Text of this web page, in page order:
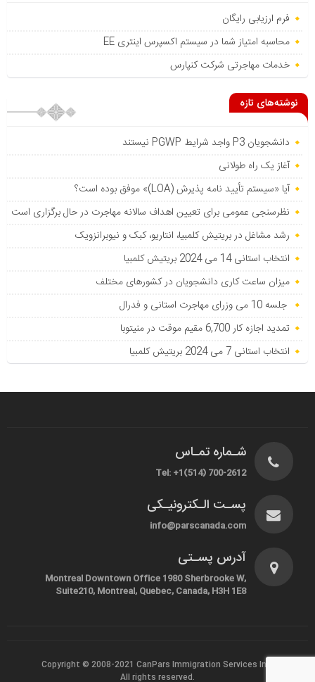
فرم ارزیابی رایگان
محاسبه امتیاز شما در سیستم اکسپرس اینتری EE
خدمات مهاجرتی شرکت کنپارس
نوشته‌های تازه
دانشجویان P3 واجد شرایط PGWP نیستند
آغاز یک راه طولانی
آیا «سیستم تأیید نامه پذیرش (LOA)» موفق بوده است؟
نظرسنجی عمومی برای تعیین اهداف سالانه مهاجرت در حال برگزاری است
رشد مشاغل در بریتیش کلمبیا، انتاریو، کبک و نیوبرانزویک
انتخاب استانی 14 می 2024 بریتیش کلمبیا
میزان ساعت کاری دانشجویان در کشورهای مختلف
جلسه 10 می وزرای مهاجرت استانی و فدرال
تمدید اجازه کار 6,700 مقیم موقت در منیتوبا
انتخاب استانی 7 می 2024 بریتیش کلمبیا
شـماره تمـاس
Tel: +1(514) 700-2612
پسـت الـکترونیـکی
info@parscanada.com
آدرس پسـتی
Montreal Downtown Office 1980 Sherbrooke W,
Suite210, Montreal, Quebec, Canada, H3H 1E8
Copyright © 2008-2021 CanPars Immigration Services Inc.
All rights reserved.